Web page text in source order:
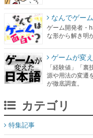
なんでゲー
ゲーム開発者・
な形から解き明
ゲームが変
「経験値」「
源や用法の変遷
が徹底調査。
カテゴリ
特集記事